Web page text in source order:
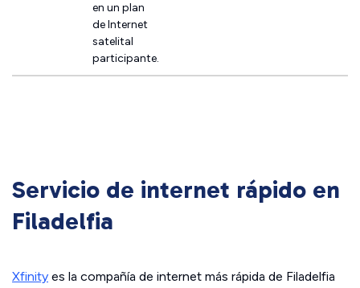
en un plan
de Internet
satelital
participante.
Servicio de internet rápido en
Filadelfia
Xfinity es la compañía de internet más rápida de Filadelfia